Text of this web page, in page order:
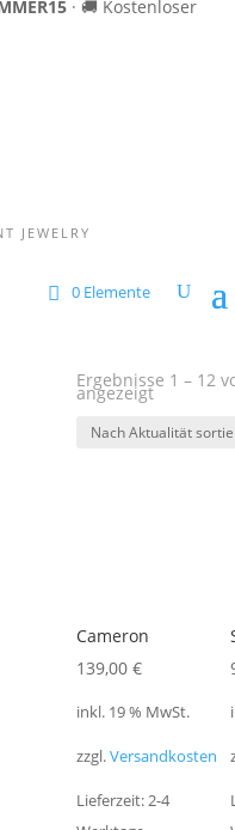
· 🚚 Kostenloser
JEWELRY
0 Elemente
Ergebnisse 1 – 12
angezeigtNach
Aktualität
Cameron
139,00 €
inkl. 19 % MwSt.
zzgl.Versandkosten
Lieferzeit:2-4